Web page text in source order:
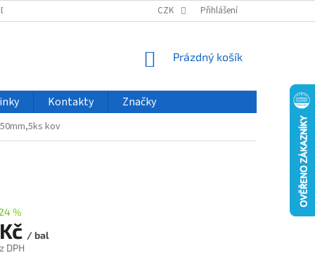
VELKOOBCHOD ČASTO KLADENÉ DOTAZY
CZK Přihlášení
NÁKUPNÍ
Prázdný košík
Kontakty Značky
kov
%
/ bal
DPH